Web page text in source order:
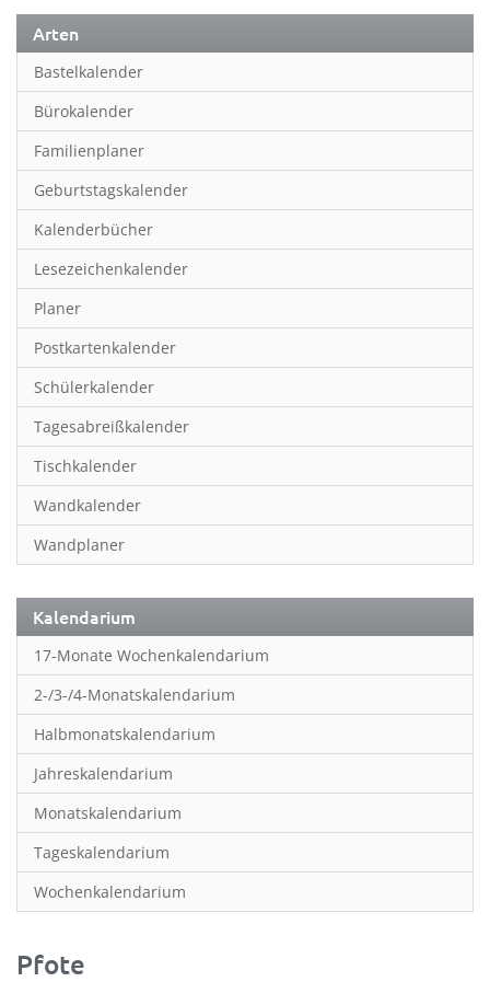
Essen & Trinken
Familienplaner
Fantasy
Film
Fotokunst
Frauen
Fußball
Geburtstagskalender
Hobby & Basteln
Humor & Cartoon
Inpiration & Entspannung
Inspiration & Entspannung
Inspiration & Spiritualität
Kinderkalender
Kunst
Länder & Städte
Landschaft & Natur
Lifestyle
Literatur
Manga & Animé
Neutrale Kalender
Partner- & Wandplaner
Planung & Organisation
Ratgeber
Arten
Bastelkalender
Bürokalender
Familienplaner
Geburtstagskalender
Kalenderbücher
Lesezeichenkalender
Planer
Postkartenkalender
Schülerkalender
Tagesabreißkalender
Tischkalender
Wandkalender
Wandplaner
Kalendarium
17-Monate Wochenkalendarium
2-/3-/4-Monatskalendarium
Halbmonatskalendarium
Jahreskalendarium
Monatskalendarium
Tageskalendarium
Wochenkalendarium
Pfote